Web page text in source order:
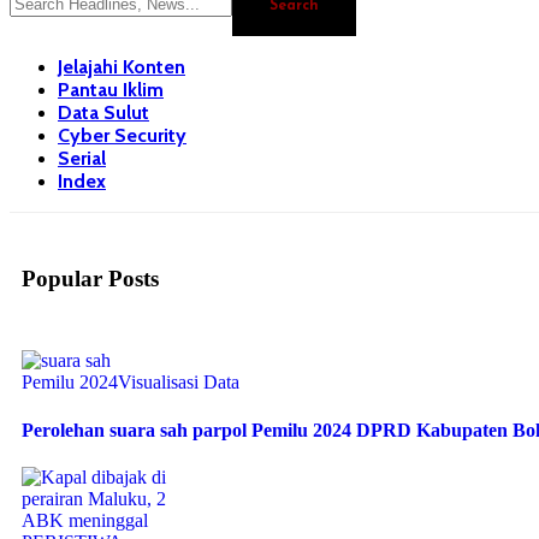
Jelajahi Konten
Pantau Iklim
Data Sulut
Cyber Security
Serial
Index
Popular Posts
Pemilu 2024Visualisasi Data
Perolehan suara sah parpol Pemilu 2024 DPRD Kabupaten